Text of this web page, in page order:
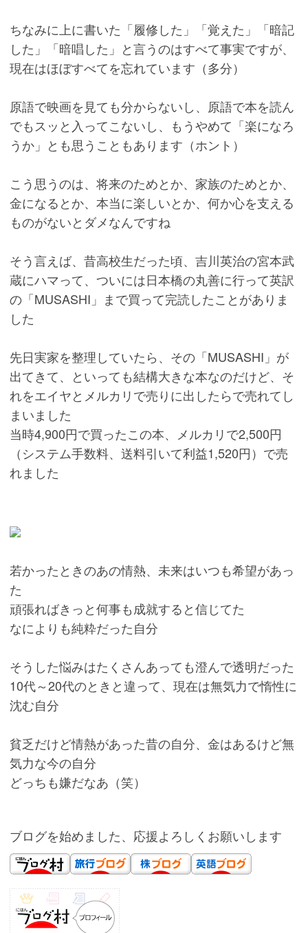
ちなみに上に書いた「履修した」「覚えた」「暗記
した」「暗唱した」と言うのはすべて事実ですが、
現在はほぼすべてを忘れています（多分）
原語で映画を見ても分からないし、原語で本を読ん
でもスッと入ってこないし、もうやめて「楽になろ
うか」とも思うこともあります（ホント）
こう思うのは、将来のためとか、家族のためとか、
金になるとか、本当に楽しいとか、何か心を支える
ものがないとダメなんですね
そう言えば、昔高校生だった頃、吉川英治の宮本武
蔵にハマって、ついには日本橋の丸善に行って英訳
の「MUSASHI」まで買って完読したことがありま
した
先日実家を整理していたら、その「MUSASHI」が
出てきて、といっても結構大きな本なのだけど、そ
れをエイヤとメルカリで売りに出したらで売れてし
まいました
当時4,900円で買ったこの本、メルカリで2,500円
（システム手数料、送料引いて利益1,520円）で売
れました
若かったときのあの情熱、未来はいつも希望があっ
た
頑張ればきっと何事も成就すると信じてた
なによりも純粋だった自分
そうした悩みはたくさんあっても澄んで透明だった
10代～20代のときと違って、現在は無気力で惰性に
沈む自分
貧乏だけど情熱があった昔の自分、金はあるけど無
気力な今の自分
どっちも嫌だなあ（笑）
ブログを始めました、応援よろしくお願いします